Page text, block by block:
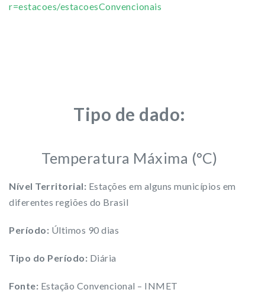
r=estacoes/estacoesConvencionais
Tipo de dado:
Temperatura Máxima (°C)
Nível Territorial: Estações em alguns municípios em
diferentes regiões do Brasil
Período: Últimos 90 dias
Tipo do Período: Diária
Fonte: Estação Convencional – INMET